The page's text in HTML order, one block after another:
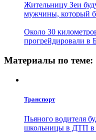
Жительницу Зеи
мужчины, который
Около 30
прогрейдировали в
Материалы по теме:
Транспорт
Пьяного водителя
школьницы в ДТП в